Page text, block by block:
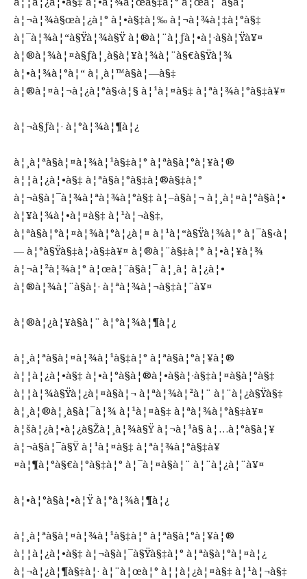
à¦¬à¦¾à§œà¦¿à¦° à¦•à§‡à¦‰ à¦¬à¦¾à¦‡à¦°à§‡
à¦¯à¦¾à¦“à§Ÿà¦¾à§Ÿ à¦®à¦¨à¦ƒà¦•à¦·à§à¦Ÿà¥¤
à¦®à¦¾à¦¤à§ƒà¦¸à§à¦¥à¦¾à¦¨à§€à§Ÿà¦¾
à¦•à¦¾à¦°à¦“ à¦¸à¦™à§à¦—à§‡
à¦®à¦¤à¦¬à¦¿à¦°à§‹à¦§ à¦¹à¦¤à§‡ à¦ªà¦¾à¦°à§‡à¥¤
à¦¬à§ƒà¦· à¦°à¦¾à¦¶à¦¿
à¦¸à¦ªà§à¦¤à¦¾à¦¹à§‡à¦° à¦ªà§à¦°à¦¥à¦®
à¦¦à¦¿à¦•à§‡ à¦ªà§à¦°à§‡à¦®à§‡à¦°
à¦¬à§à¦¯à¦¾à¦ªà¦¾à¦°à§‡ à¦–à§à¦¬ à¦¸à¦¤à¦°à§à¦•
à¦¥à¦¾à¦•à¦¤à§‡ à¦¹à¦¬à§‡,
à¦ªà§à¦°à¦¤à¦¾à¦°à¦¿à¦¤ à¦¹à¦“à§Ÿà¦¾à¦° à¦¯à§‹à¦
— à¦°à§Ÿà§‡à¦›à§‡à¥¤ à¦®à¦¨à§‡à¦° à¦•à¦¥à¦¾
à¦¬à¦²à¦¾à¦° à¦œà¦¨à§à¦¯ à¦¸à¦ à¦¿à¦•
à¦®à¦¾à¦¨à§à¦· à¦ªà¦¾à¦¬à§‡à¦¨à¥¤
à¦®à¦¿à¦¥à§à¦¨ à¦°à¦¾à¦¶à¦¿
à¦¸à¦ªà§à¦¤à¦¾à¦¹à§‡à¦° à¦ªà§à¦°à¦¥à¦®
à¦¦à¦¿à¦•à§‡ à¦•à¦°à§à¦®à¦•à§à¦·à§‡à¦¤à§à¦°à§‡
à¦¦à¦¾à§Ÿà¦¿à¦¤à§à¦¬ à¦ªà¦¾à¦²à¦¨ à¦¨à¦¿à§Ÿà§‡
à¦¸à¦®à¦¸à§à¦¯à¦¾ à¦¹à¦¤à§‡ à¦ªà¦¾à¦°à§‡à¥¤
à¦šà¦¿à¦•à¦¿à§Žà¦¸à¦¾à§Ÿ à¦¬à¦¹à§ à¦…à¦°à§à¦¥
à¦¬à§à¦¯à§Ÿ à¦¹à¦¤à§‡ à¦ªà¦¾à¦°à§‡à¥
¤à¦¶à¦°à§€à¦°à§‡à¦° à¦¯à¦¤à§à¦¨ à¦¨à¦¿à¦¨à¥¤
à¦•à¦°à§à¦•à¦Ÿ à¦°à¦¾à¦¶à¦¿
à¦¸à¦ªà§à¦¤à¦¾à¦¹à§‡à¦° à¦ªà§à¦°à¦¥à¦®
à¦¦à¦¿à¦•à§‡ à¦¬à§à¦¯à§Ÿà§‡à¦° à¦ªà§à¦°à¦¤à¦¿
à¦¬à¦¿à¦¶à§‡à¦· à¦¨à¦œà¦° à¦¦à¦¿à¦¤à§‡ à¦¹à¦¬à§‡